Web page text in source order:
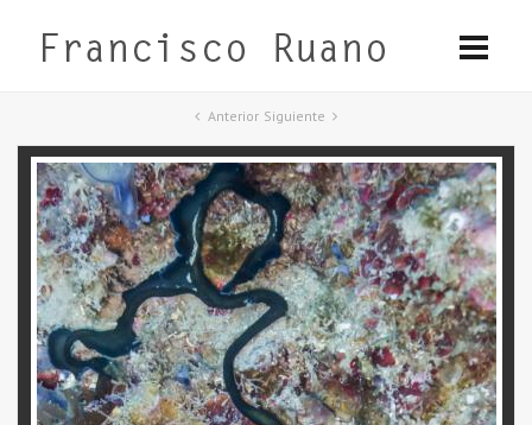
Anterior Siguiente